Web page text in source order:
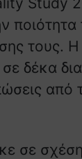
τους.
δέκα
από
σε